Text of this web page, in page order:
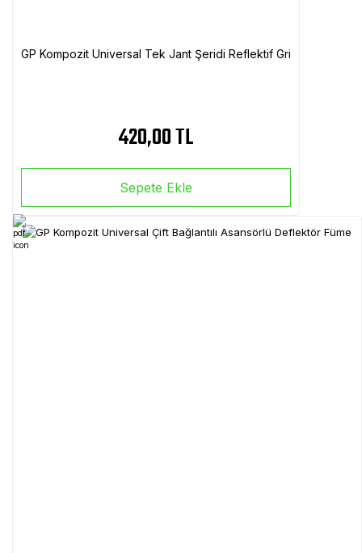
GP Kompozit Universal Tek Jant Şeridi Reflektif Gri
420,00 TL
Sepete Ekle